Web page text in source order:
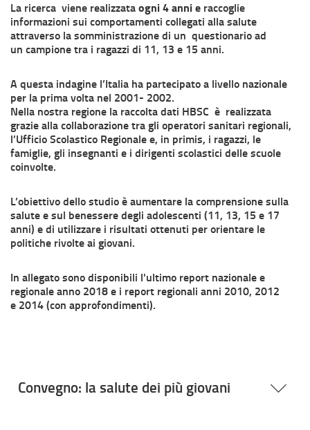
La ricerca viene realizzataogni 4 anni e raccoglie
informazioni sui comportamenti collegati alla salute
attraverso la somministrazione di un questionario ad
un campione tra i ragazzi di 11, 13 e 15 anni.
A questa indagine l’Italia ha partecipato a livello nazionale
per la prima volta nel 2001- 2002.
Nella nostra regione la raccolta dati HBSC è realizzata
grazie alla collaborazione tra gli operatori sanitari regionali,
l’Ufficio Scolastico Regionale e, in primis, i ragazzi, le
famiglie, gli insegnanti e i dirigenti scolastici delle scuole
coinvolte.
L’obiettivo dello studio è aumentare la comprensione sulla
salute e sul benessere degli adolescenti (11, 13, 15 e 17
anni) e di utilizzare i risultati ottenuti per orientare le
politiche rivolte ai giovani.
In allegato sono disponibili l'ultimo report nazionale e
regionale anno 2018 e i report regionali anni 2010, 2012
e 2014 (con approfondimenti).
Convegno: la salute dei più giovani